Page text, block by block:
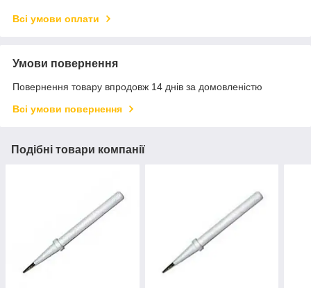
Всі умови оплати
Умови повернення
Повернення товару впродовж 14 днів за домовленістю
Всі умови повернення
Подібні товари компанії